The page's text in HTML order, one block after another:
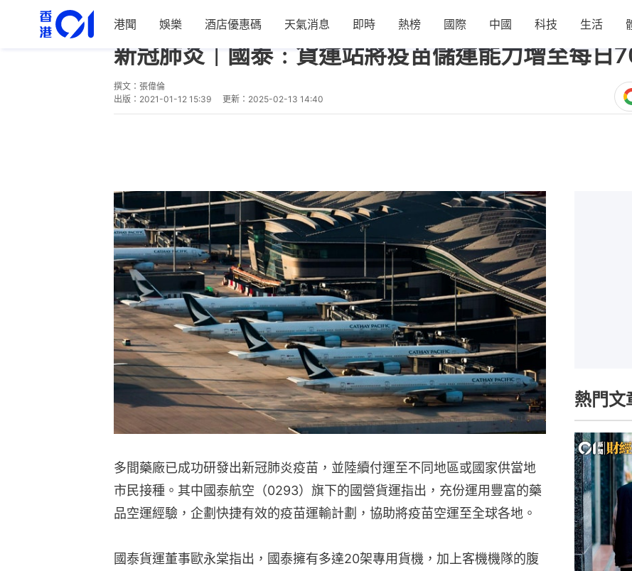
港聞 娛樂 酒店優惠碼 天氣消息 即時 熱榜 國際 中國 科技 生活
經濟 財經快訊
新冠肺炎｜國泰﹕貨運站將疫苗儲運能力增至每日
撰文： 張偉倫
出版： 2021-01-12 15:39 更新： 2025-02-13 14:40
多間藥廠已成功研發出新冠肺炎疫苗，並陸續付運至不同地區或國家供當地
市民接種。其中國泰航空（0293）旗下的國營貨運指出，充份運用豐富的藥
品空運經驗，企劃快捷有效的疫苗運輸計劃，協助將疫苗空運至全球各地。
國泰貨運董事歐永棠指出，國泰擁有多達20架專用貨機，加上客機機隊的腹
熱門文